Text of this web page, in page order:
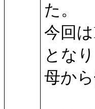
た。
今回
とな
母か